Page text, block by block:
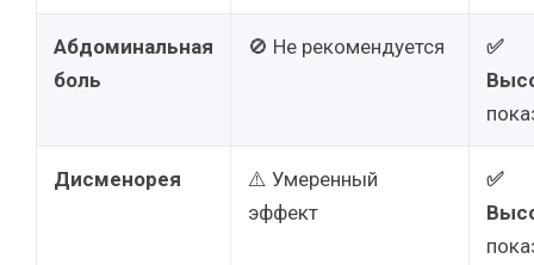
Абдоминальная
боль
🚫 Не рекомендуется
✅
Дисменорея
⚠️ Умеренный
эффект
✅